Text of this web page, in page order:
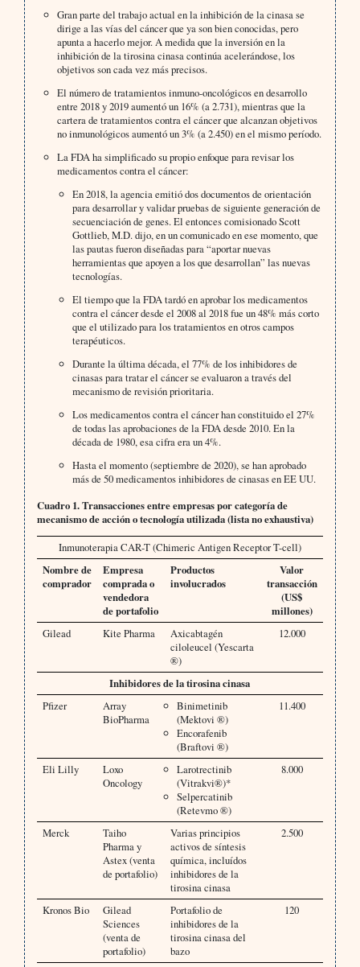
Gran parte del trabajo actual en la inhibición de la cinasa se
dirige a las vías del cáncer que ya son bien conocidas, pero
apunta a hacerlo mejor. A medida que la inversión en la
inhibición de la tirosina cinasa continúa acelerándose, los
objetivos son cada vez más precisos.
El número de tratamientos inmuno-oncológicos en desarrollo
entre 2018 y 2019 aumentó un 16% (a 2.731), mientras que la
cartera de tratamientos contra el cáncer que alcanzan objetivos
no inmunológicos aumentó un 3% (a 2.450) en el mismo período.
La FDA ha simplificado su propio enfoque para revisar los
medicamentos contra el cáncer:
En 2018, la agencia emitió dos documentos de orientación
para desarrollar y validar pruebas de siguiente generación de
secuenciación de genes. El entonces comisionado Scott
Gottlieb, M.D. dijo, en un comunicado en ese momento, que
las pautas fueron diseñadas para “aportar nuevas
herramientas que apoyen a los que desarrollan” las nuevas
tecnologías.
El tiempo que la FDA tardó en aprobar los medicamentos
contra el cáncer desde el 2008 al 2018 fue un 48% más corto
que el utilizado para los tratamientos en otros campos
terapéuticos.
Durante la última década, el 77% de los inhibidores de
cinasas para tratar el cáncer se evaluaron a través del
mecanismo de revisión prioritaria.
Los medicamentos contra el cáncer han constituido el 27%
de todas las aprobaciones de la FDA desde 2010. En la
década de 1980, esa cifra era un 4%.
Hasta el momento (septiembre de 2020), se han aprobado
más de 50 medicamentos inhibidores de cinasas en EE UU.
Cuadro 1. Transacciones entre empresas por categoría de
mecanismo de acción o tecnología utilizada (lista no exhaustiva)
Inmunoterapia CAR-T (Chimeric Antigen Receptor T-cell)
Nombre de
comprador
Empresa
comprada o
vendedora
de portafolio
Productos
involucrados
Valor
transacción
(US$
millones)
Gilead
Kite Pharma
Axicabtagén
ciloleucel (Yescarta
®)
12.000
Inhibidores de la tirosina cinasa
Pfizer
Array
BioPharma
Binimetinib
(Mektovi ®)
Encorafenib
(Braftovi ®)
11.400
Eli Lilly
Loxo
Oncology
Larotrectinib
(Vitrakvi®)*
Selpercatinib
(Retevmo ®)
8.000
Merck
Taiho
Pharma y
Astex (venta
de portafolio)
Varias principios
activos de síntesis
química, incluídos
inhibidores de la
tirosina cinasa
2.500
Kronos Bio
Gilead
Sciences
(venta de
portafolio)
Portafolio de
inhibidores de la
tirosina cinasa del
bazo
120